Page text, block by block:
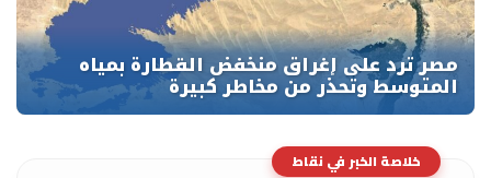
خلاصة الخبر في نقاط